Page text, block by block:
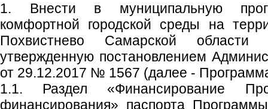
1. Внести в муниципальную
комфортной городской среды на
Похвистнево Самарской
утвержденную постановлением
от 29.12.2017 № 1567 (далее -
1.1. Раздел «Финансирование
финансирования» паспорта